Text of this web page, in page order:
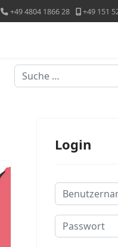
+49 4804 1866 28 +49 151
Suchen
Login
Passwort